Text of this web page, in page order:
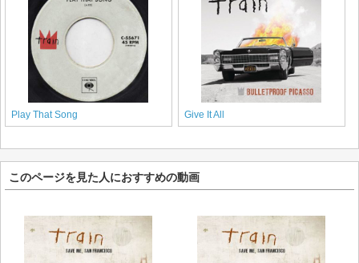
Play That Song Give It All
このページを見た人におすすめの動画